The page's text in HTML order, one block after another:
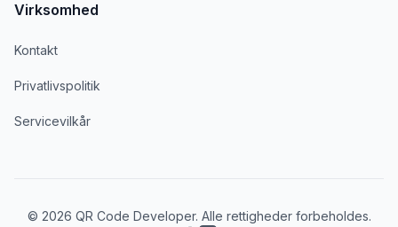
Virksomhed
Kontakt
Privatlivspolitik
Servicevilkår
© 2026 QR Code Developer. Alle rettigheder forbeholdes.